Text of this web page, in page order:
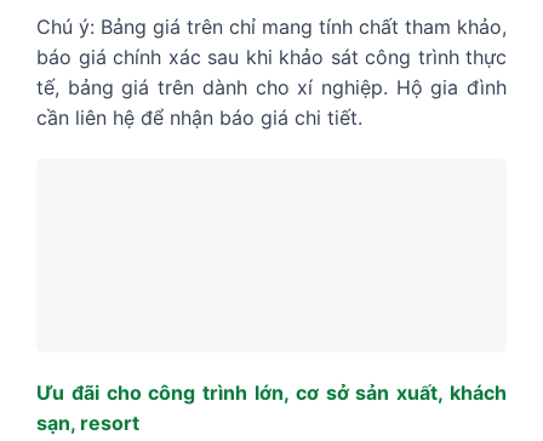
Chú ý: Bảng giá trên chỉ mang tính chất tham khảo,
báo giá chính xác sau khi khảo sát công trình thực
tế, bảng giá trên dành cho xí nghiệp. Hộ gia đình
cần liên hệ để nhận báo giá chi tiết.
Ưu đãi cho công trình lớn, cơ sở sản xuất, khách
sạn, resort